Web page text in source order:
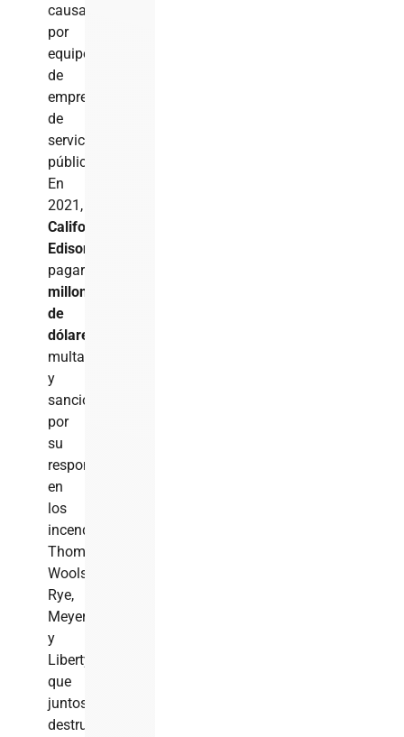
causados
por
equipos
de
empresas
de
servicios
públicos.
En
2021,
California
Edison
pagar
millones
de
dólares
multas
y
sanciones
por
su
responsabilidad
en
los
incendios
Thomas,
Woolsey,
Rye,
Meyers
y
Liberty,
que
juntos
destruyeron